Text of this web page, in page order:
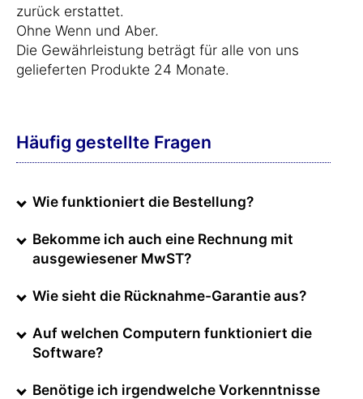
zurück erstattet.
Ohne Wenn und Aber.
Die Gewährleistung beträgt für alle von uns
gelieferten Produkte 24 Monate.
Häufig gestellte Fragen
Wie funktioniert die Bestellung?
Bekomme ich auch eine Rechnung mit
ausgewiesener MwST?
Wie sieht die Rücknahme-Garantie aus?
Auf welchen Computern funktioniert die
Software?
Benötige ich irgendwelche Vorkenntnisse